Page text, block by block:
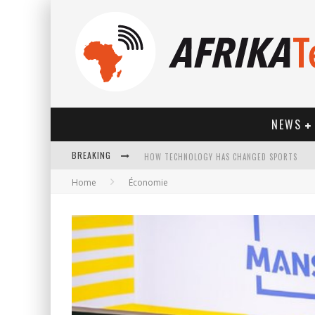
NEWS
BREAKING HOW TECHNOLOGY HAS CHANGED SPORTS
Home Économie